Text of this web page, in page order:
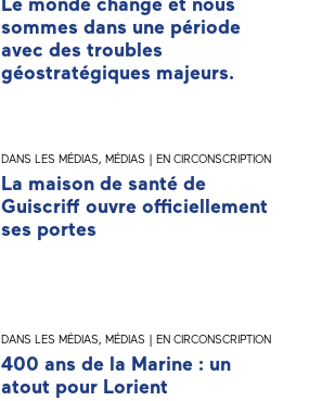
sommes dans une période
avec des troubles
géostratégiques majeurs.
DANS LES MÉDIAS, MÉDIAS | EN CIRCONSCRIPTION
La maison de santé de
Guiscriff ouvre officiellement
ses portes
DANS LES MÉDIAS, MÉDIAS | EN CIRCONSCRIPTION
400 ans de la Marine : un
atout pour Lorient